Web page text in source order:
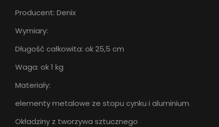
Producent: Denix
Wymiary:
Długość całkowita: ok 25,5 cm
Waga: ok 1 kg
Materiały:
elementy metalowe ze stopu cynku i aluminium
Okładziny z tworzywa sztucznego